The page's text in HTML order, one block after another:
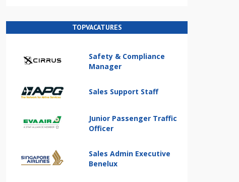
TOPVACATURES
Safety & Compliance
Manager
Sales Support Staff
Junior Passenger Traffic
Officer
Sales Admin Executive
Benelux